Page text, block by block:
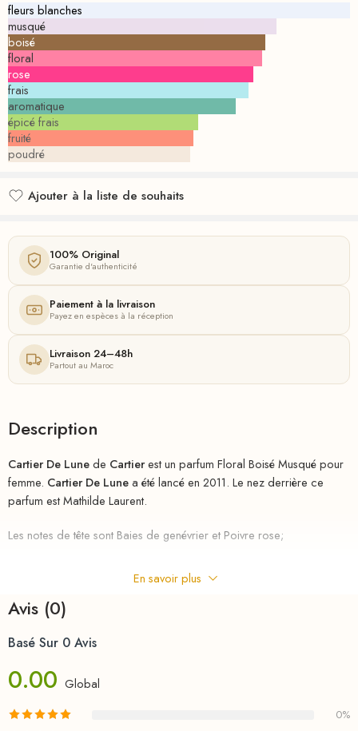
fleurs blanches
musqué
boisé
floral
rose
frais
aromatique
épicé frais
fruité
poudré
Ajouter à la liste de souhaits
100% Original
Garantie d'authenticité
Paiement à la livraison
Payez en espèces à la réception
Livraison 24–48h
Partout au Maroc
Description
Cartier De Lunede Cartierest un parfum Floral Boisé Musqué pour
femme. Cartier De Lunea été lancé en 2011. Le nez derrière ce
parfum est Mathilde Laurent.
Les notes de tête sont Baies de genévrier et Poivre rose;
Rose,
Cyclamen et Chèvrefeuille;
les notes de fond sont Musc et Notes boisées.
riha.ma Description
En savoir plus
Avis (0)
Basé Sur 0 Avis
0.00 Global
0%